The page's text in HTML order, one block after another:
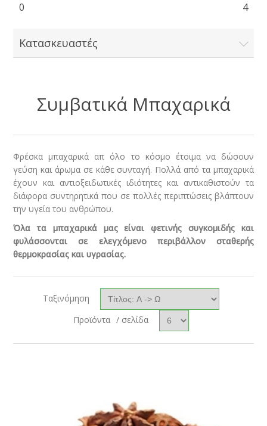
0 4
Κατασκευαστές
Συμβατικά Μπαχαρικά
Φρέσκα μπαχαρικά απ όλο το κόσμο έτοιμα να δώσουν
γεύση και άρωμα σε κάθε συνταγή. Πολλά από τα μπαχαρικά
έχουν και αντιοξειδωτικές ιδιότητες και αντικαθιστούν τα
διάφορα συντηρητικά που σε πολλές περιπτώσεις βλάπτουν
την υγεία του ανθρώπου.
Όλα τα μπαχαρικά μας είναι φετινής συγκομιδής και
φυλάσσονται σε ελεγχόμενο περιβάλλον σταθερής
θερμοκρασίας και υγρασίας.
Ταξινόμηση
Προϊόντα / σελίδα